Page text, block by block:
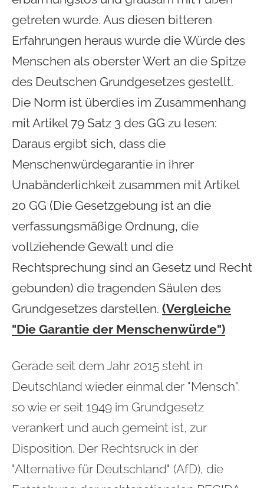
getreten wurde. Aus diesen bitteren
Erfahrungen heraus wurde die Würde des
Menschen als oberster Wert an die Spitze
des Deutschen Grundgesetzes gestellt.
Die Norm ist überdies im Zusammenhang
mit Artikel 79 Satz 3 des GG zu lesen:
Daraus ergibt sich, dass die
Menschenwürdegarantie in ihrer
Unabänderlichkeit zusammen mit Artikel
20 GG (Die Gesetzgebung ist an die
verfassungsmäßige Ordnung, die
vollziehende Gewalt und die
Rechtsprechung sind an Gesetz und Recht
gebunden) die tragenden Säulen des
Grundgesetzes darstellen. (Vergleiche
"Die Garantie der Menschenwürde")
Gerade seit dem Jahr 2015 steht in
Deutschland wieder einmal der "Mensch",
so wie er seit 1949 im Grundgesetz
verankert und auch gemeint ist, zur
Disposition. Der Rechtsruck in der
"Alternative für Deutschland" (AfD), die